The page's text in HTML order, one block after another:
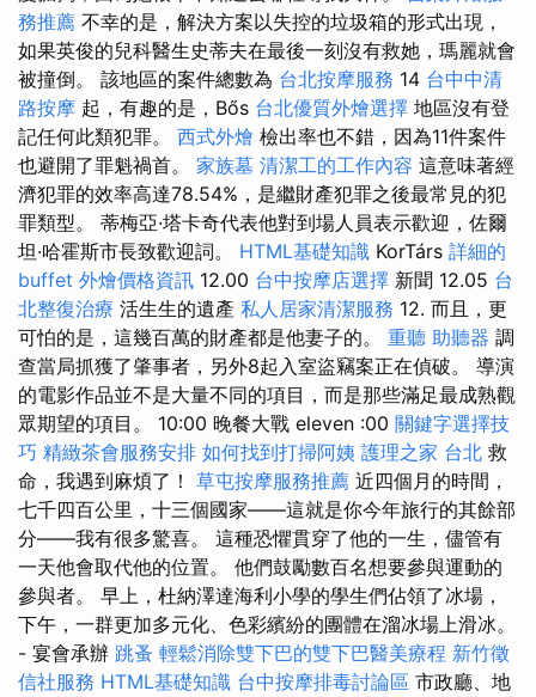
務推薦 不幸的是，解決方案以失控的垃圾箱的形式出現，
如果英俊的兒科醫生史蒂夫在最後一刻沒有救她，瑪麗就會
被撞倒。 該地區的案件總數為 台北按摩服務 14 台中中清
路按摩 起，有趣的是，Bős 台北優質外燴選擇 地區沒有登
記任何此類犯罪。 西式外燴 檢出率也不錯，因為11件案件
也避開了罪魁禍首。 家族墓 清潔工的工作內容 這意味著經
濟犯罪的效率高達78.54%，是繼財產犯罪之後最常見的犯
罪類型。 蒂梅亞·塔卡奇代表他對到場人員表示歡迎，佐爾
坦·哈霍斯市長致歡迎詞。 HTML基礎知識 KorTárs 詳細的
buffet 外燴價格資訊 12.00 台中按摩店選擇 新聞 12.05 台
北整復治療 活生生的遺產 私人居家清潔服務 12. 而且，更
可怕的是，這幾百萬的財產都是他妻子的。 重聽 助聽器 調
查當局抓獲了肇事者，另外8起入室盜竊案正在偵破。 導演
的電影作品並不是大量不同的項目，而是那些滿足最成熟觀
眾期望的項目。 10:00 晚餐大戰 eleven :00 關鍵字選擇技
巧 精緻茶會服務安排 如何找到打掃阿姨 護理之家 台北 救
命，我遇到麻煩了！ 草屯按摩服務推薦 近四個月的時間，
七千四百公里，十三個國家——這就是你今年旅行的其餘部
分——我有很多驚喜。 這種恐懼貫穿了他的一生，儘管有
一天他會取代他的位置。 他們鼓勵數百名想要參與運動的
參與者。 早上，杜納澤達海利小學的學生們佔領了冰場，
下午，一群更加多元化、色彩繽紛的團體在溜冰場上滑冰。
- 宴會承辦 跳蚤 輕鬆消除雙下巴的雙下巴醫美療程 新竹徵
信社服務 HTML基礎知識 台中按摩排毒討論區 市政廳、地